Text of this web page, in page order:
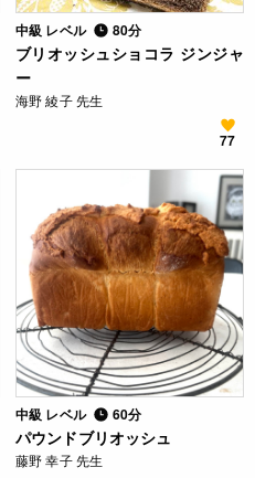
中級 レベル 80分
ブリオッシュショコラ ジンジャ
ー
海野 綾子 先生
77
中級 レベル 60分
パウンドブリオッシュ
藤野 幸子 先生